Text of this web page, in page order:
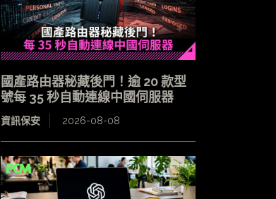
國產路由器秘藏後門！逾 20 款型
號每 35 秒自動連線中國伺服器
資訊保安 2026-08-08